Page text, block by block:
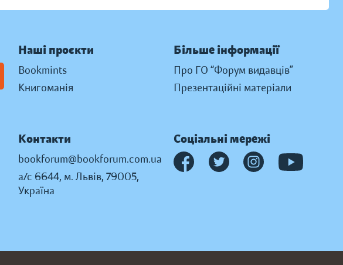
Наші проєкти
Bookmints
Книгоманія
Більше інформації
Про ГО “Форум видавців”
Презентаційні матеріали
Контакти
bookforum@bookforum.com.ua
а/с 6644, м. Львів, 79005,
Україна
Соціальні мережі